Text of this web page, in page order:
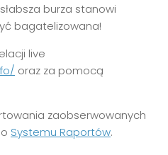
burza stanowi
bagatelizowana!
live
oraz za pomocą
zaobserwowanych
Systemu Raportów.